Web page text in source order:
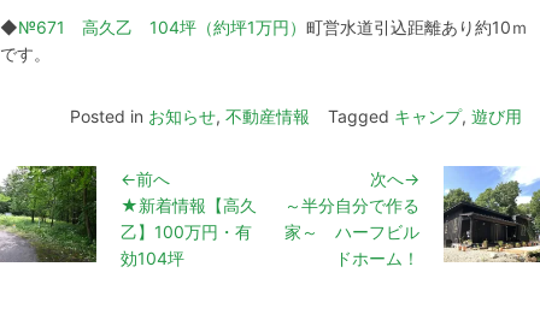
◆№671 高久乙 104坪（約坪1万円） 町営水道引込距離あり約10ｍ
です。
Posted in お知らせ, 不動産情報 Tagged キャンプ, 遊び用
←前へ
★新着情報【高久
乙】100万円・有
効104坪
次へ→
～半分自分で作る
家～ ハーフビル
ドホーム！